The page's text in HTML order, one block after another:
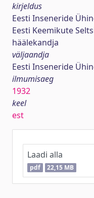
kirjeldus
Eesti Inseneride
Eesti Keemikute
häälekandja
väljaandja
Eesti Inseneride
ilmumisaeg
1932
keel
est
Laadi alla
pdf 22,15 MB